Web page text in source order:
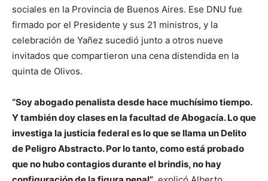
sociales en la Provincia de Buenos Aires. Ese DNU fue
firmado por el Presidente y sus 21 ministros, y la
celebración de Yañez sucedió junto a otros nueve
invitados que compartieron una cena distendida en la
quinta de Olivos.
“Soy abogado penalista desde hace muchísimo tiempo.
Y también doy clases en la facultad de Abogacía. Lo que
investiga la justicia federal es lo que se llama un Delito
de Peligro Abstracto. Por lo tanto, como está probado
que no hubo contagios durante el brindis, no hay